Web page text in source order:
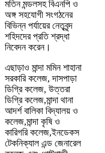
মতিন মন্ডলসহ বিএনপি ও
অঙ্গ সহযোগী সংগঠনের
বিভিন্ন পর্যায়ের নেতৃবৃন্দ
শহিদদের প্রতি শ্রদ্ধা
নিবেদন করেন।
এছাড়াও মান্দা মমিন শাহানা
সরকারি কলেজ, দাসপাড়া
ডিগ্রি কলেজ, উত্তরা
ডিগ্রি কলেজ,মান্দা থানা
আদর্শ বালিকা বিদ্যালয় ও
কলেজ,মান্দা কৃষি ও
কারিগরি কলেজ,ইনডেকস
টেকনিক্যাল এন্ড জেনারেল